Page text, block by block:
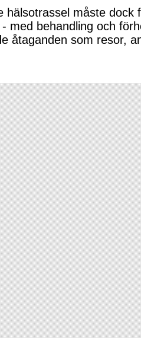
hälsotrassel måste
med behandling och
åtaganden som resor,